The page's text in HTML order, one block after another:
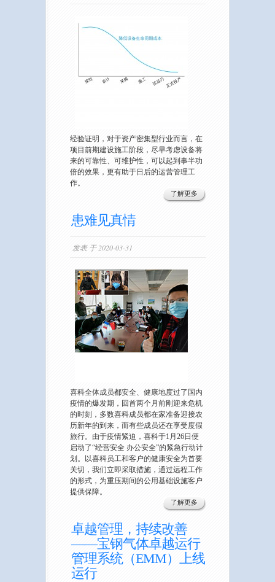
经验证明，对于资产密集型行业而言，在
项目前期建设施工阶段，尽早考虑设备将
来的可靠性、可维护性，可以起到事半功
倍的效果，更有助于日后的运营管理工
作。
了解更多
患难见真情
发表 于 2020-03-31
喜科全体成员都安全、健康地度过了国内
疫情的爆发期，回首两个月前刚迎来危机
的时刻，多数喜科成员都在家准备迎接农
历新年的到来，而有些成员还在享受度假
旅行。由于疫情紧迫，喜科于1月26日便
启动了“经营安全 办公安全”的紧急行动计
划。以喜科员工和客户的健康安全为首要
关切，我们立即采取措施，通过远程工作
的形式，为重压期间的公用基础设施客户
提供保障。
了解更多
卓越管理，持续改善
——宝钢气体卓越运行
管理系统（EMM）上线
运行